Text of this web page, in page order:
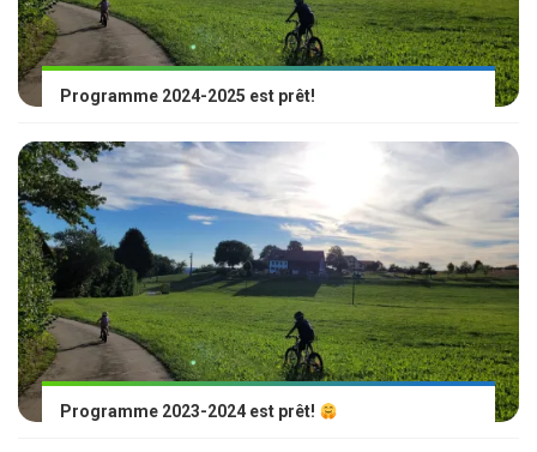
Programme 2024-2025 est prêt!
Programme 2023-2024 est prêt!